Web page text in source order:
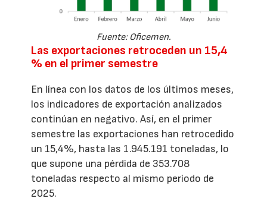
Fuente: Oficemen.
Las exportaciones retroceden un 15,4
% en el primer semestre
En línea con los datos de los últimos meses,
los indicadores de exportación analizados
continúan en negativo. Así, en el primer
semestre las exportaciones han retrocedido
un 15,4%, hasta las 1.945.191 toneladas, lo
que supone una pérdida de 353.708
toneladas respecto al mismo período de
2025.